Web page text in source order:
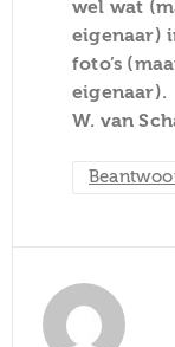
wel wat
eigenaar)
foto’s
eigenaar).
W. van